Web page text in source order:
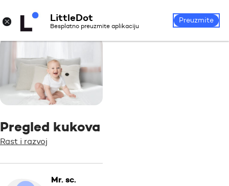
Prijava
Pregled kukova
Rast i razvoj
Mr. sc.
× LittleDot
Besplatno preuzmite aplikaciju
Preuzmite